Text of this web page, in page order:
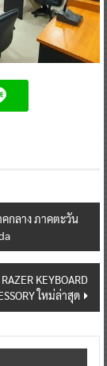
กลาง ภาคตะวัน
KEYBOARD
ใหม่ล่าสุด